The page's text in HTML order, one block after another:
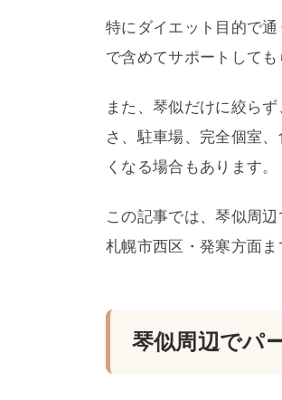
特にダイエット目的で
で含めてサポートしても
また、琴似だけに絞ら
さ、駐車場、完全個室
くなる場合もあります。
この記事では、琴似周
札幌市西区・発寒方面
琴似周辺でパ